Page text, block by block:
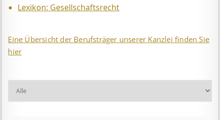
Lexikon: Gesellschaftsrecht
Eine Übersicht der Berufsträger unserer Kanzlei finden Sie
hier